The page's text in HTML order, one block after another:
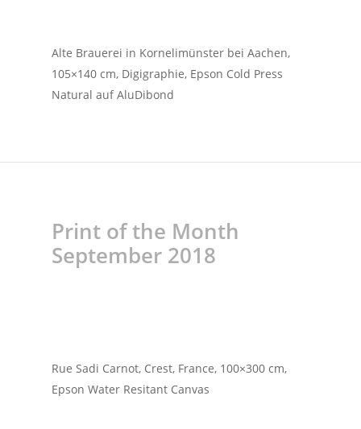
Alte Brauerei in Kornelimünster bei Aachen,
105×140 cm, Digigraphie, Epson Cold Press
Natural auf AluDibond
Print of the Month
September 2018
Rue Sadi Carnot, Crest, France, 100×300 cm,
Epson Water Resitant Canvas